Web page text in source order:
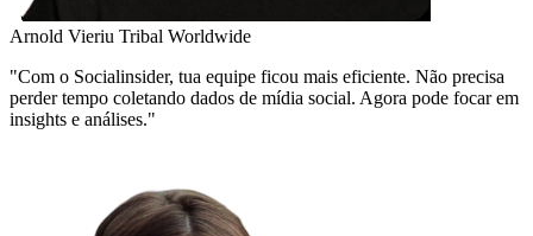
Arnold Vieriu Tribal Worldwide
"Com o Socialinsider, tua equipe ficou mais eficiente. Não precisa
perder tempo coletando dados de mídia social. Agora pode focar em
insights e análises."